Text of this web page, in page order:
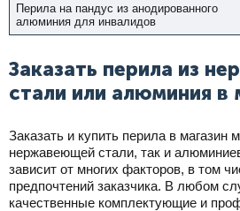
Перила на пандус из анодированного
алюминия для инвалидов
Заказать перила из
стали или алюминия в
Заказать и купить перила в магазин
нержавеющей стали, так и
зависит от многих факторов, в том
предпочтений заказчика. В любом
качественные комплектующие и